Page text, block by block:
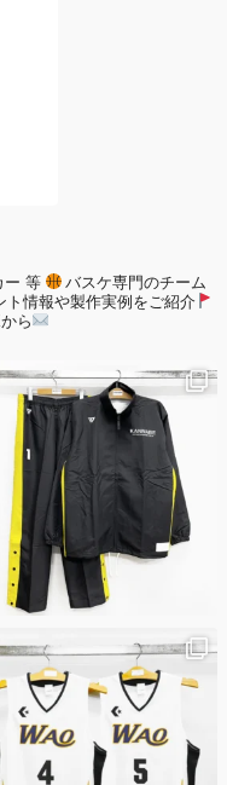
ー 等
バスケ専門のチーム
ト情報や製作実例をご紹介
ら